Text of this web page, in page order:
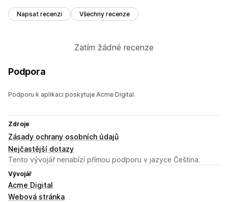
Napsat recenzi Všechny recenze
Zatím žádné recenze
Podpora
Podporu k aplikaci poskytuje Acme Digital.
Zdroje
Zásady ochrany osobních údajů
Nejčastější dotazy
Tento vývojář nenabízí přímou podporu v jazyce Čeština.
Vývojář
Acme Digital
Webová stránka